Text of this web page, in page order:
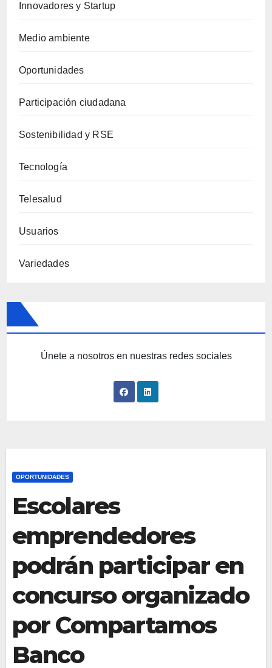
Innovadores y Startup
Medio ambiente
Oportunidades
Participación ciudadana
Sostenibilidad y RSE
Tecnología
Telesalud
Usuarios
Variedades
Únete a nosotros en nuestras redes sociales
OPORTUNIDADES
Escolares
emprendedores
podrán participar en
concurso organizado
por Compartamos
Banco